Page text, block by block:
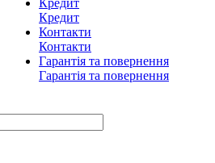
Кредит
Кредит
Контакти
Контакти
Гарантія та повернення
Гарантія та повернення